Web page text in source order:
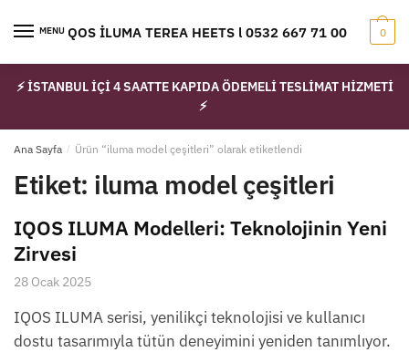
MENUIQOS İLUMA TEREA HEETS l 0532 667 71 00 0
⚡ İSTANBUL İÇİ 4 SAATTE KAPIDA ÖDEMELİ TESLİMAT HİZMETİ
⚡
Ana Sayfa / Ürün “iluma model çeşitleri” olarak etiketlendi
Etiket: iluma model çeşitleri
IQOS ILUMA Modelleri: Teknolojinin Yeni
Zirvesi
28 Ocak 2025
IQOS ILUMA serisi, yenilikçi teknolojisi ve kullanıcı
dostu tasarımıyla tütün deneyimini yeniden tanımlıyor.